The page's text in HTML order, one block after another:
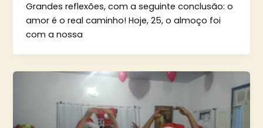
Grandes reflexões, com a seguinte conclusão: o
amor é o real caminho! Hoje, 25, o almoço foi
com a nossa